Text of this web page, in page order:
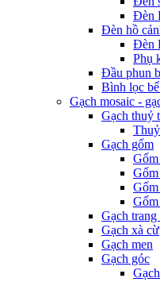
Đèn
Đèn hồ
Đèn
Phụ
Đầu phun
Bình lọc
Gạch mosaic -
Gạch thuỷ
Gạch gốm
Gốm
Gốm
Gốm
Gạch trang
Gạch xà cừ
Gạch men
Gạch góc